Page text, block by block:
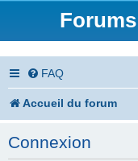
FAQ
Accueil du forum
Connexion